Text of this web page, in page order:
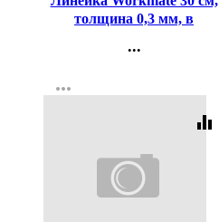
толщина 0,3 мм, в
стальная*300
...
Регистрация
more_horiz
equalizer